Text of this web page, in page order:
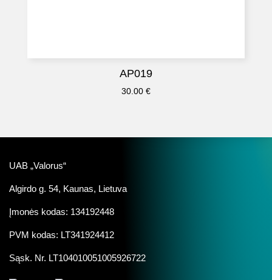
AP019
30.00 €
UAB „Valorus“
Algirdo g. 54, Kaunas, Lietuva
Įmonės kodas: 134192448
PVM kodas: LT341924412
Sąsk. Nr. LT104010051005926722